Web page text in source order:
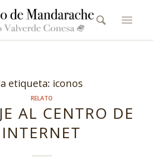
etiqueta: iconos
RELATO
AL CENTRO DE
INTERNET